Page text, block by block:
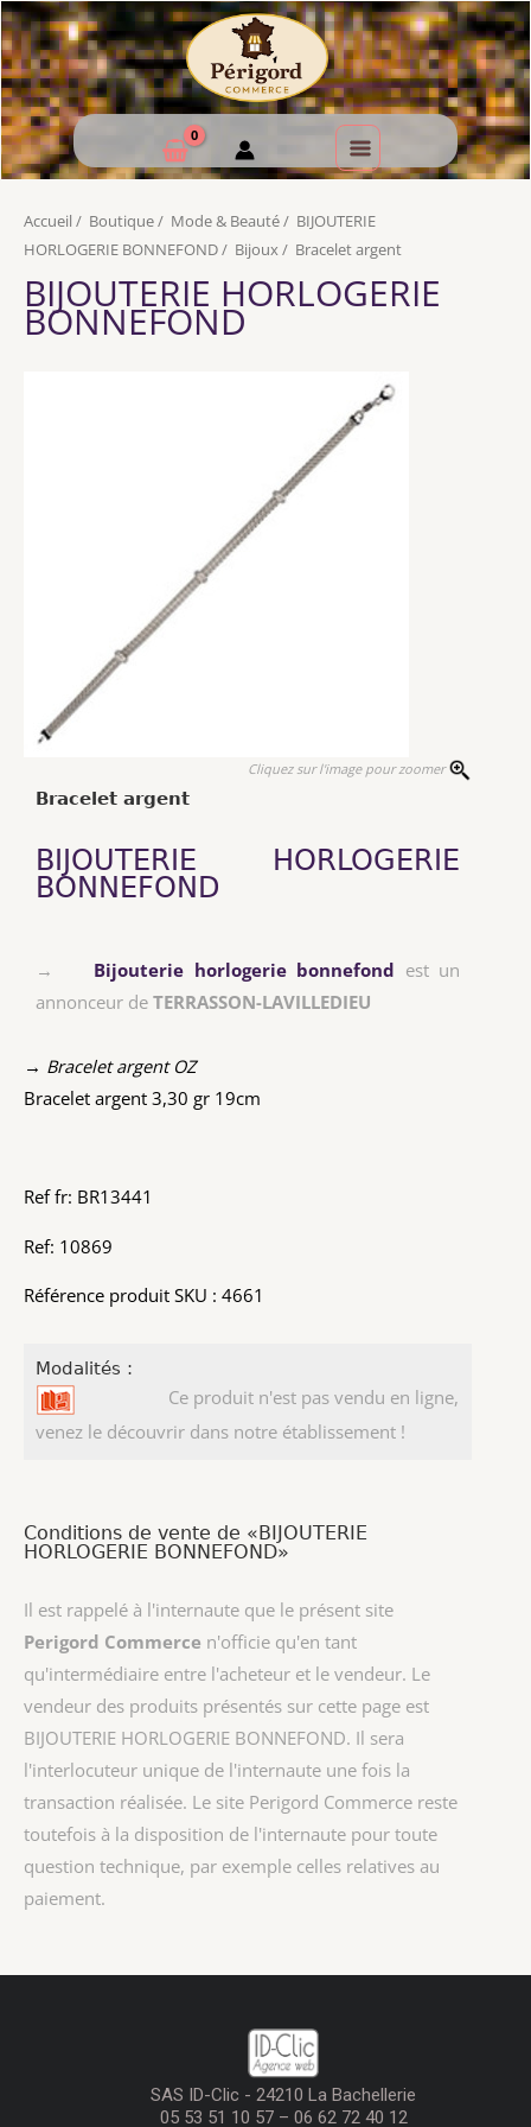
Accueil / Boutique/ Mode & Beauté/ BIJOUTERIE
HORLOGERIE BONNEFOND/ Bijoux/ Bracelet argent
BIJOUTERIE HORLOGERIE
BONNEFOND
Cliquez sur l'image pour zoomer
Bracelet argent
BIJOUTERIE HORLOGERIE
BONNEFOND
→ Bijouterie horlogerie bonnefond est un
annonceur de TERRASSON-LAVILLEDIEU
→ Bracelet argent OZ
Bracelet argent 3,30 gr 19cm
Ref fr: BR13441
Ref: 10869
Référence produit SKU : 4661
Modalités :
Ce produit n'est pas vendu en ligne,
venez le découvrir dans notre établissement !
Conditions de vente de «BIJOUTERIE
HORLOGERIE BONNEFOND»
Il est rappelé à l'internaute que le présent site
Perigord Commerce n'officie qu'en tant
qu'intermédiaire entre l'acheteur et le vendeur. Le
vendeur des produits présentés sur cette page est
BIJOUTERIE HORLOGERIE BONNEFOND. Il sera
l'interlocuteur unique de l'internaute une fois la
transaction réalisée. Le site Perigord Commerce reste
toutefois à la disposition de l'internaute pour toute
question technique, par exemple celles relatives au
paiement.
SAS ID-Clic - 24210 La Bachellerie
05 53 51 10 57 – 06 62 72 40 12